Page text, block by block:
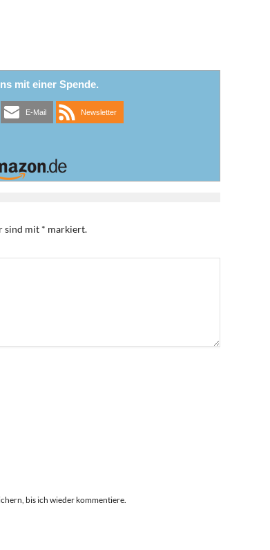
mit einer Spende.
E-Mail Newsletter
sind mit * markiert.
bis ich wieder kommentiere.